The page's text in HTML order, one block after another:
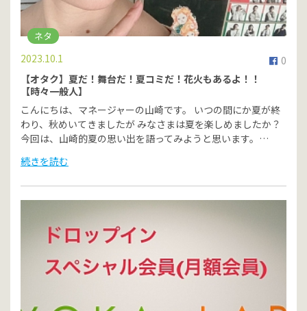
ネタ
0
2023.10.1
【オタク】夏だ！舞台だ！夏コミだ！花火もあるよ！！
【時々一般人】
こんにちは、マネージャーの山崎です。 いつの間にか夏が終
わり、秋めいてきましたが みなさまは夏を楽しめましたか？
今回は、山崎的夏の思い出を語ってみようと思います。…
続きを読む